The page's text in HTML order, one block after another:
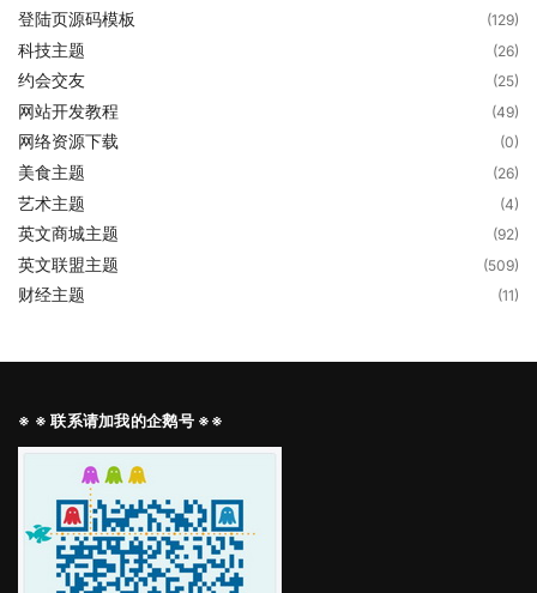
登陆页源码模板 (129)
科技主题 (26)
约会交友 (25)
网站开发教程 (49)
网络资源下载 (0)
美食主题 (26)
艺术主题 (4)
英文商城主题 (92)
英文联盟主题 (509)
财经主题 (11)
※ ※ 联系请加我的企鹅号 ※※